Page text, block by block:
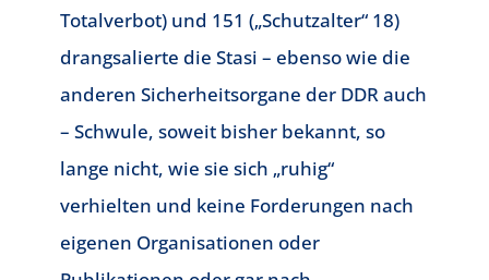
Totalverbot) und 151 („Schutzalter“ 18)
drangsalierte die Stasi – ebenso wie die
anderen Sicherheitsorgane der DDR auch
– Schwule, soweit bisher bekannt, so
lange nicht, wie sie sich „ruhig“
verhielten und keine Forderungen nach
eigenen Organisationen oder